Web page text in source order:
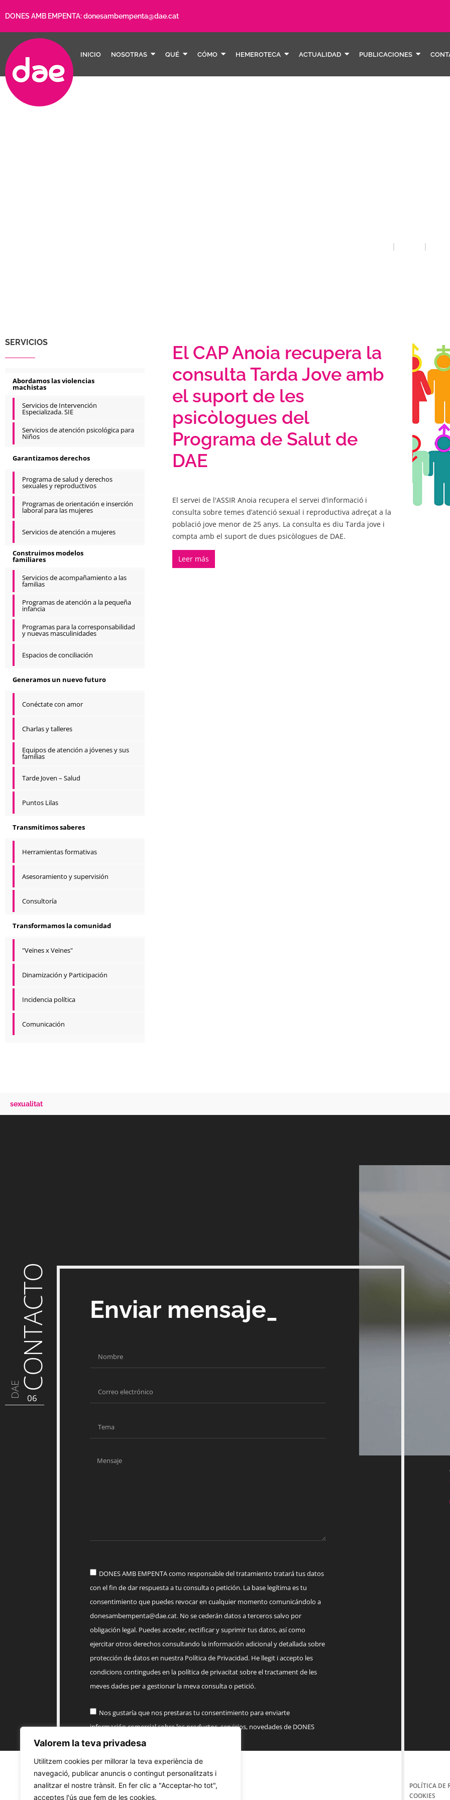
Valorem la teva privadesa
Utilitzem cookies per millorar la teva experiència de
navegació, publicar anuncis o contingut personalitzats i
analitzar el nostre trànsit. En fer clic a "Acceptar-ho tot",
acceptes l'ús que fem de les cookies.
DONES AMB EMPENTA:donesambempenta@dae.cat
INICIO NOSOTRAS QUÉ CÓMO HEMEROTECA ACTUALIDAD PUBLICACIONES
SERVICIOS
Abordamos las violencias
machistas
Servicios de Intervención
Especializada. SIE
Servicios de atención psicológica para
Niños
Garantizamos derechos
Programa de salud y derechos
sexuales y reproductivos
Programas de orientación e inserción
laboral para las mujeres
Servicios de atención a mujeres
Construimos modelos
familiares
Servicios de acompañamiento a las
familias
Programas de atención a la pequeña
infancia
Programas para la corresponsabilidad
y nuevas masculinidades
Espacios de conciliación
Generamos un nuevo futuro
Conéctate con amor
Charlas y talleres
Equipos de atención a jóvenes y sus
familias
Tarde Joven – Salud
Puntos Lilas
Transmitimos saberes
Herramientas formativas
Asesoramiento y supervisión
Consultoría
Transformamos la comunidad
"Veïnes x Veïnes"
Dinamización y Participación
Incidencia política
Comunicación
El CAP Anoia recupera la
consulta Tarda Jove amb
el suport de les
psicòlogues del
Programa de Salut de
DAE
El servei de l'ASSIR Anoia recupera el servei d’informació i
consulta sobre temes d’atenció sexual i reproductiva adreçat a la
població jove menor de 25 anys. La consulta es diu Tarda jove i
compta amb el suport de dues psicòlogues de DAE.
Leer más
sexualitat
DAE CONTACTO
06
Enviar mensaje_
DONES AMB EMPENTA como responsable del tratamiento tratará tus datos
con el fin de dar respuesta a tu consulta o petición. La base legítima es tu
consentimiento que puedes revocar en cualquier momento comunicándolo a
donesambempenta@dae.cat. No se cederán datos a terceros salvo por
obligación legal. Puedes acceder, rectificar y suprimir tus datos, así como
ejercitar otros derechos consultando la información adicional y detallada sobre
protección de datos en nuestra Política de Privacidad. He llegit i accepto les
condicions contingudes en la política de privacitat sobre el tractament de les
meves dades per a gestionar la meva consulta o petició.
Nos gustaría que nos prestaras tu consentimiento para enviarte
información comercial sobre los productos, servicios, novedades de DONES
AMB EMPENTA
Enviar
POLÍTICA DE
COOKIES